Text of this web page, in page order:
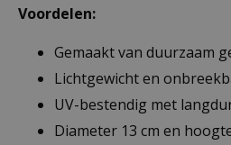
Voordelen:
Gemaakt van duurzaam
Lichtgewicht en
UV-bestendig met
Diameter 13 cm en